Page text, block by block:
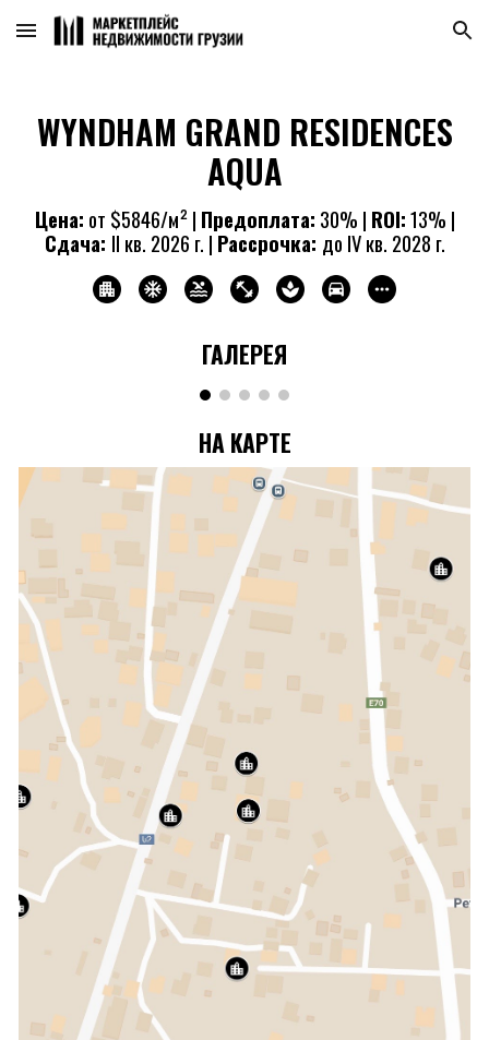
Skip to main content Skip to navigation
WYNDHAM GRAND RESIDENCES
AQUA
Цена: от $5846/м²| Предоплата: 30% | ROI:13% |
Сдача: II кв. 2026 г. | Рассрочка: до IV кв. 2028 г.
ГАЛЕРЕЯ
НА КАРТЕ